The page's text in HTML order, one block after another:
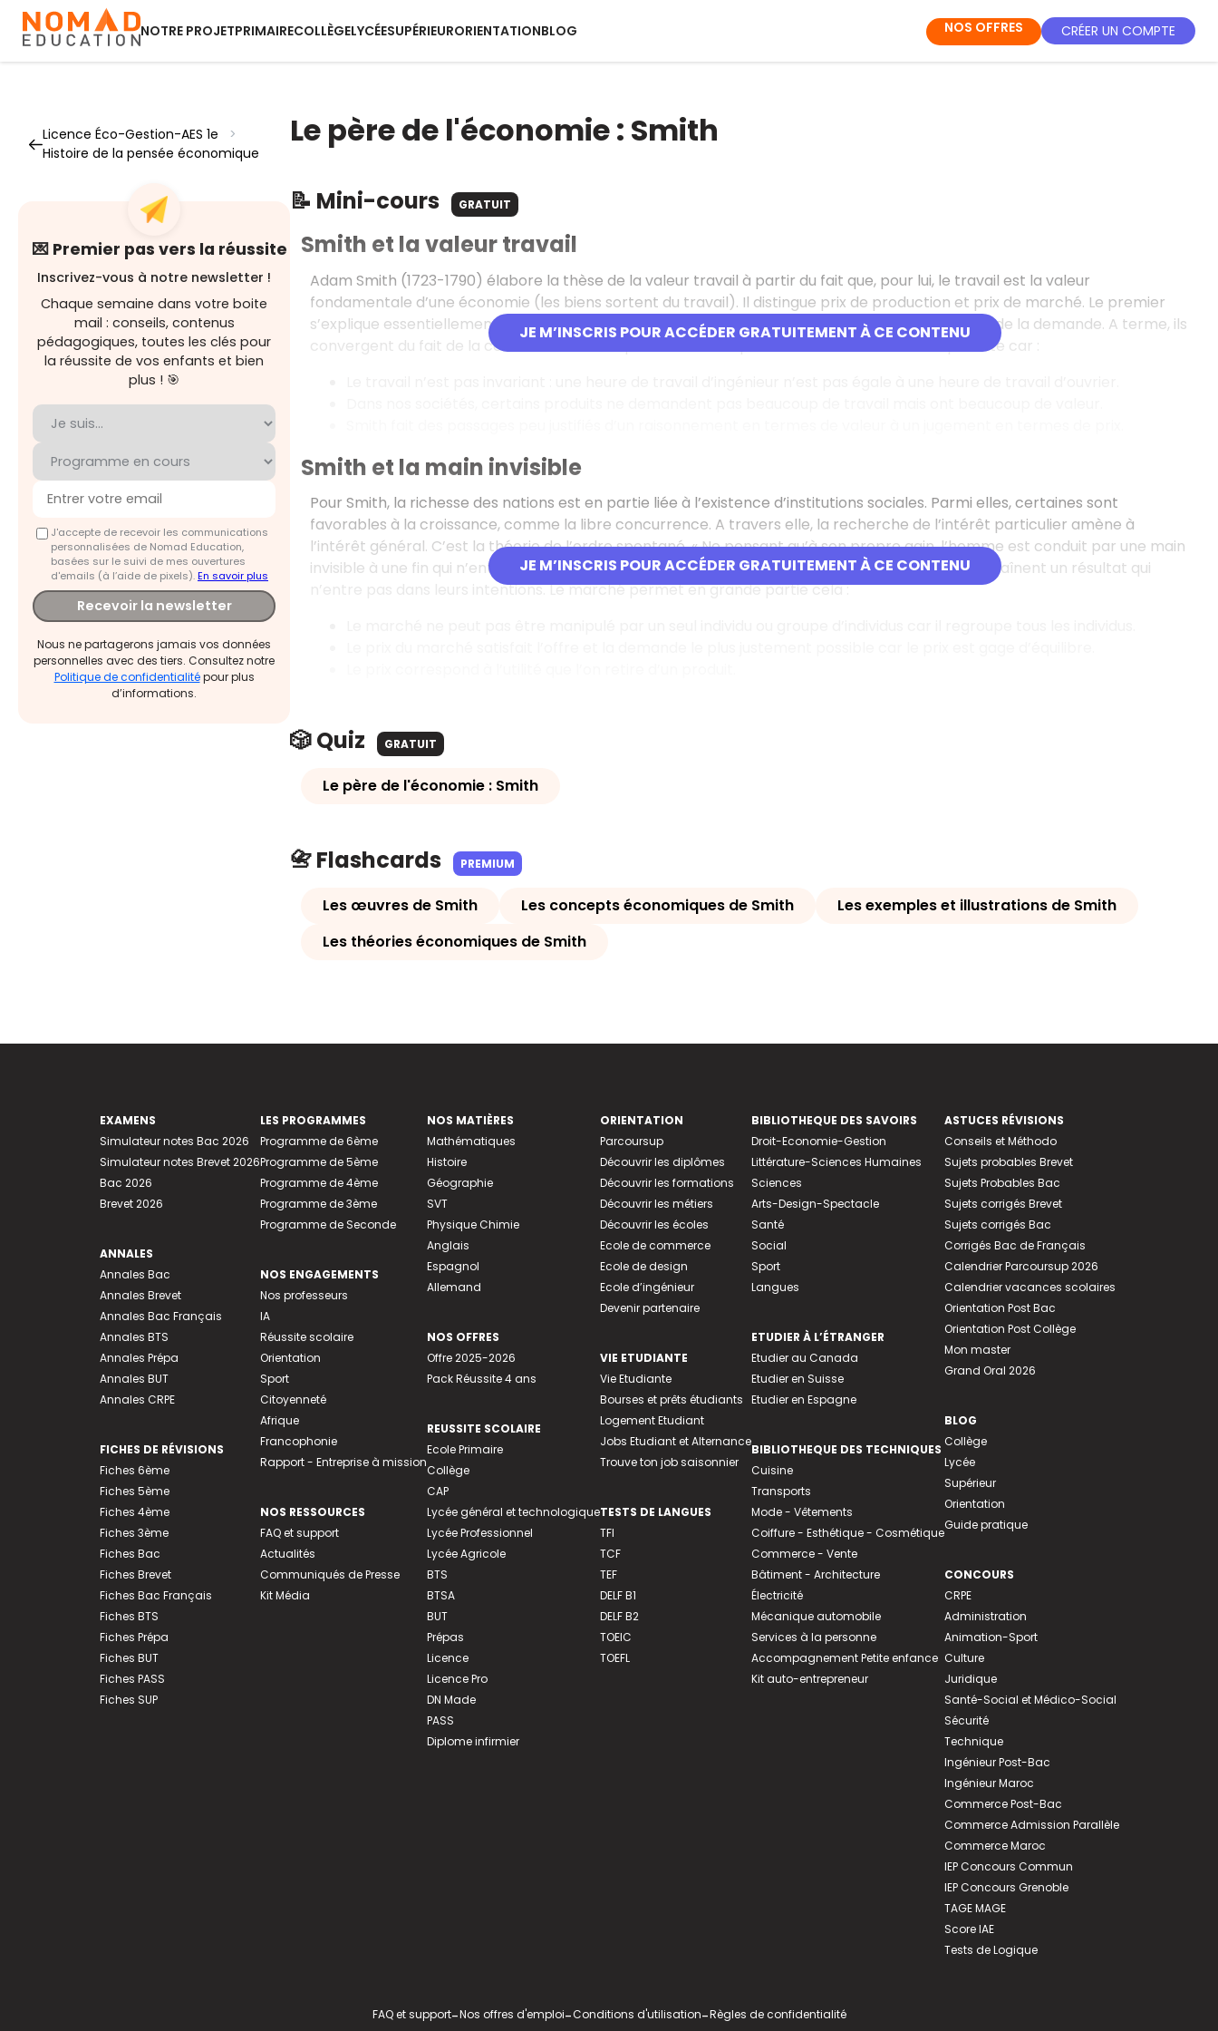
NOTRE PROJETPRIMAIRECOLLÈGELYCÉESUPÉRIEURORIENTATIONBLOG NOS OFFRES CRÉER UN COMPTE
Licence Éco-Gestion-AES 1e
>
Histoire de la pensée économique
💌 Premier pas vers la réussite
Inscrivez-vous à notre newsletter !
Chaque semaine dans votre boite
mail : conseils, contenus
pédagogiques, toutes les clés pour
la réussite de vos enfants et bien
plus ! 🎯
J'accepte de recevoir les communications
personnalisées de Nomad Education,
basées sur le suivi de mes ouvertures
d'emails (à l’aide de pixels).En savoir plus
Recevoir la newsletter
Nous ne partagerons jamais vos données
personnelles avec des tiers. Consultez notre
Politique de confidentialitépour plus
d’informations.
Le père de l'économie : Smith
📝 Mini-cours GRATUIT
JE M’INSCRIS POUR ACCÉDER GRATUITEMENT À CE CONTENU
Smith et la valeur travail
Adam Smith (1723-1790) élabore la thèse de la valeur travail à partir du fait que, pour lui, le travail est la valeur
fondamentale d’une économie (les biens sortent du travail). Il distingue prix de production et prix de marché. Le premier
s’explique essentiellement par le coût du facteur travail, le second par la rencontre de l’offre et de la demande. A terme, ils
convergent du fait de la concurrence entre producteurs. Cependant cette théorie est imparfaite car :
JE M’INSCRIS POUR ACCÉDER GRATUITEMENT À CE CONTENU
Smith et la main invisible
Pour Smith, la richesse des nations est en partie liée à l’existence d’institutions sociales. Parmi elles, certaines sont
favorables à la croissance, comme la libre concurrence. A travers elle, la recherche de l’intérêt particulier amène à
l’intérêt général. C’est la théorie de l’ordre spontané. « Ne pensant qu’à son propre gain, l’homme est conduit par une main
invisible à une fin qui n’entre en aucun cas dans ses intérêts ». Les interactions entre individus entraînent un résultat qui
n’entre pas dans leurs intentions. Le marché permet en grande partie cela :
🎲 Quiz GRATUIT
Le père de l'économie : Smith
📇 Flashcards PREMIUM
Les œuvres de Smith Les concepts économiques de Smith
Les exemples et illustrations de Smith
Les théories économiques de Smith
EXAMENS
Simulateur notes Bac 2026
Simulateur notes Brevet 2026
Bac 2026
Brevet 2026
ANNALES
Annales Bac
Annales Brevet
Annales Bac Français
Annales BTS
Annales Prépa
Annales BUT
Annales CRPE
FICHES DE RÉVISIONS
Fiches 6ème
Fiches 5ème
Fiches 4ème
Fiches 3ème
Fiches Bac
Fiches Brevet
Fiches Bac Français
Fiches BTS
Fiches Prépa
Fiches BUT
Fiches PASS
Fiches SUP
LES PROGRAMMES
Programme de 6ème
Programme de 5ème
Programme de 4ème
Programme de 3ème
Programme de Seconde
NOS ENGAGEMENTS
Nos professeurs
IA
Réussite scolaire
Orientation
Sport
Citoyenneté
Afrique
Francophonie
Rapport - Entreprise à mission
NOS RESSOURCES
FAQ et support
Actualités
Communiqués de Presse
Kit Média
NOS MATIÈRES
Mathématiques
Histoire
Géographie
SVT
Physique Chimie
Anglais
Espagnol
Allemand
NOS OFFRES
Offre 2025-2026
Pack Réussite 4 ans
REUSSITE SCOLAIRE
Ecole Primaire
Collège
CAP
Lycée général et technologique
Lycée Professionnel
Lycée Agricole
BTS
BTSA
BUT
Prépas
Licence
Licence Pro
DN Made
PASS
Diplome infirmier
ORIENTATION
Parcoursup
Découvrir les diplômes
Découvrir les formations
Découvrir les métiers
Découvrir les écoles
Ecole de commerce
Ecole de design
Ecole d’ingénieur
Devenir partenaire
VIE ETUDIANTE
Vie Etudiante
Bourses et prêts étudiants
Logement Etudiant
Jobs Etudiant et Alternance
Trouve ton job saisonnier
TESTS DE LANGUES
TFI
TCF
TEF
DELF B1
DELF B2
TOEIC
TOEFL
BIBLIOTHEQUE DES SAVOIRS
Droit-Economie-Gestion
Littérature-Sciences Humaines
Sciences
Arts-Design-Spectacle
Santé
Social
Sport
Langues
ETUDIER À L’ÉTRANGER
Etudier au Canada
Etudier en Suisse
Etudier en Espagne
BIBLIOTHEQUE DES TECHNIQUES
Cuisine
Transports
Mode - Vêtements
Coiffure - Esthétique - Cosmétique
Commerce - Vente
Bâtiment - Architecture
Électricité
Mécanique automobile
Services à la personne
Accompagnement Petite enfance
Kit auto-entrepreneur
ASTUCES RÉVISIONS
Conseils et Méthodo
Sujets probables Brevet
Sujets Probables Bac
Sujets corrigés Brevet
Sujets corrigés Bac
Corrigés Bac de Français
Calendrier Parcoursup 2026
Calendrier vacances scolaires
Orientation Post Bac
Orientation Post Collège
Mon master
Grand Oral 2026
BLOG
Collège
Lycée
Supérieur
Orientation
Guide pratique
CONCOURS
CRPE
Administration
Animation-Sport
Culture
Juridique
Santé-Social et Médico-Social
Sécurité
Technique
Ingénieur Post-Bac
Ingénieur Maroc
Commerce Post-Bac
Commerce Admission Parallèle
Commerce Maroc
IEP Concours Commun
IEP Concours Grenoble
TAGE MAGE
Score IAE
Tests de Logique
FAQ et support-Nos offres d'emploi-Conditions d'utilisation-Règles de confidentialité